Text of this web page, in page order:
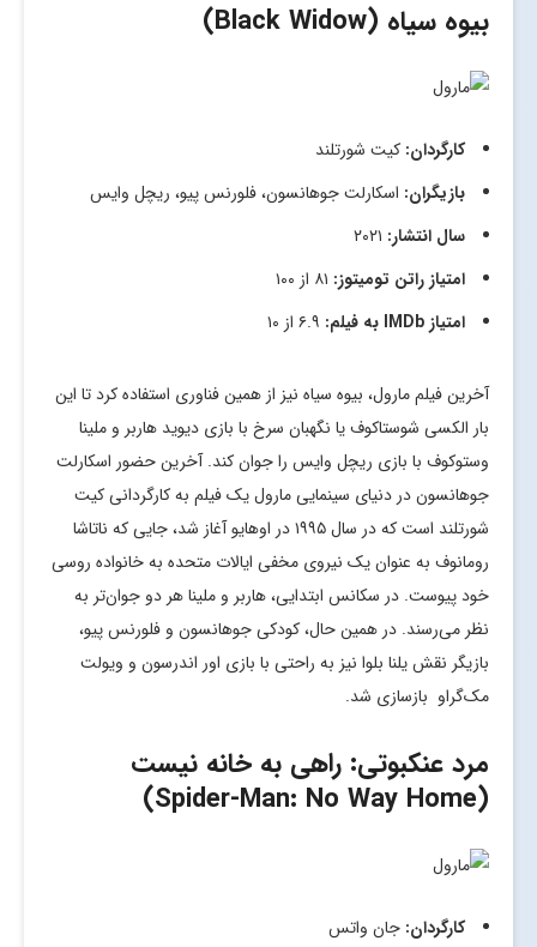
بیوه سیاه (Black Widow)
کارگردان: کیت شورتلند
بازیگران: اسکارلت جوهانسون، فلورنس پیو، ریچل وایس
سال انتشار: ۲۰۲۱
امتیاز راتن تومیتوز: ۸۱ از ۱۰۰
امتیاز IMDb به فیلم: ۶.۹ از ۱۰
آخرین فیلم مارول، بیوه سیاه نیز از همین فناوری استفاده کرد تا این
بار الکسی شوستاکوف یا نگهبان سرخ با بازی دیوید هاربر و ملینا
وستوکوف با بازی ریچل وایس را جوان کند. آخرین حضور اسکارلت
جوهانسون در دنیای سینمایی مارول یک فیلم به کارگردانی کیت
شورتلند است که در سال ۱۹۹۵ در اوهایو آغاز شد، جایی که ناتاشا
رومانوف به عنوان یک نیروی مخفی ایالات متحده به خانواده روسی
خود پیوست. در سکانس ابتدایی، هاربر و ملینا هر دو جوان‌تر به
نظر می‌رسند. در همین حال، کودکی جوهانسون و فلورنس پیو،
بازیگر نقش یلنا بلوا نیز به راحتی با بازی اور اندرسون و ویولت
مک‌گراو بازسازی شد.
مرد عنکبوتی: راهی به خانه نیست
(Spider-Man: No Way Home)
کارگردان: جان واتس